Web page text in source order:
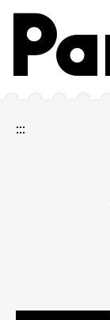
跳到主要內容區塊
網站導覽
:::